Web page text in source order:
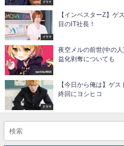
ドラマ
ドラマ
【インベスターZ】ゲ
目のIT社長！
syotiku9910
夜空メルの前世(中の
益化剥奪についても
ドラマ
【今日から俺は】ゲ
終回にヨシヒコ